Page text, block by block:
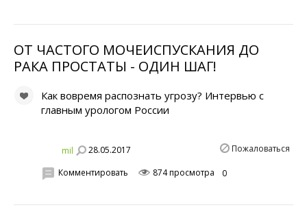
ОТ ЧАСТОГО МОЧЕИСПУСКАНИЯ ДО
РАКА ПРОСТАТЫ - ОДИН ШАГ!
Как вовремя распознать угрозу? Интервью с
главным урологом России
mil 28.05.2017 Пожаловаться
Комментировать 874 просмотра 0